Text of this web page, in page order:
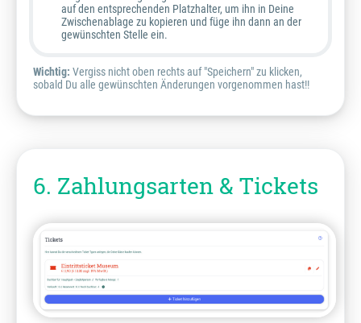
auf den entsprechenden Platzhalter, um ihn in Deine
Zwischenablage zu kopieren und füge ihn dann an der
gewünschten Stelle ein.
Wichtig: Vergiss nicht oben rechts auf "Speichern" zu klicken,
sobald Du alle gewünschten Änderungen vorgenommen hast!!
6. Zahlungsarten & Tickets